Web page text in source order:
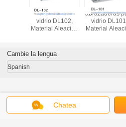
abrazaderas de
vidrio DL102,
Material Aleación
abrazaderas
vidrio DL101,
Material
Chatea
Cambie la lengua
Spanish
Inicio|Sobre nosotros|Contacto |